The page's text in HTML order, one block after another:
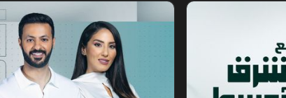
الخبر الآخر